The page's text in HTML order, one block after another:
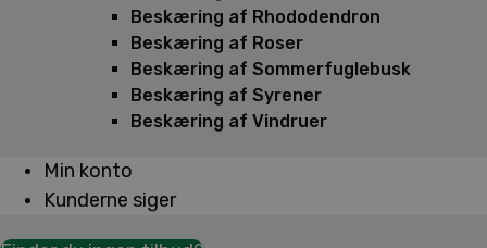
Beskæring af Rhododendron
Beskæring af Roser
Beskæring af Sommerfuglebusk
Beskæring af Syrener
Beskæring af Vindruer
Min konto
Kunderne siger